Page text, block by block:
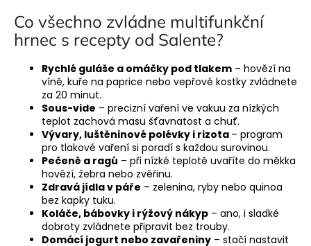
Co všechno zvládne multifunkční
hrnec s recepty od Salente?
Rychlé guláše a omáčky pod tlakem – hovězí na
víně, kuře na paprice nebo vepřové kostky zvládnete
za 20 minut.
Sous-vide – precizní vaření ve vakuu za nízkých
teplot zachová masu šťavnatost a chuť.
Vývary, luštěninové polévky i rizota – program
pro tlakové vaření si poradí s každou surovinou.
Pečeně a ragú – při nízké teplotě uvaříte do měkka
hovězí, žebra nebo zvěřinu.
Zdravá jídla v páře – zelenina, ryby nebo quinoa
bez kapky tuku.
Koláče, bábovky i rýžový nákyp – ano, i sladké
dobroty zvládnete připravit bez trouby.
Domácí jogurt nebo zavařeniny – stačí nastavit